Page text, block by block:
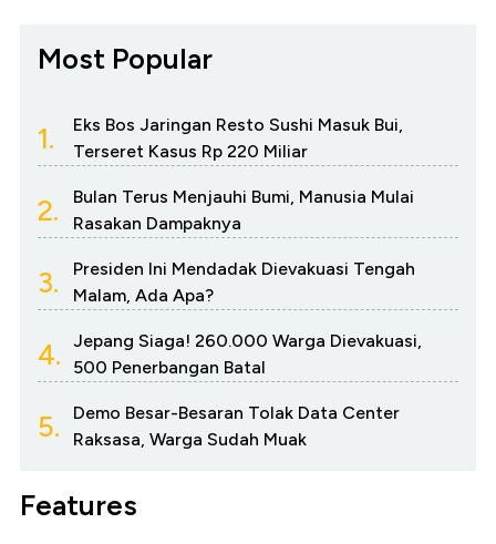
Most Popular
1.
Eks Bos Jaringan Resto Sushi Masuk Bui,
Terseret Kasus Rp 220 Miliar
2.
Bulan Terus Menjauhi Bumi, Manusia Mulai
Rasakan Dampaknya
3.
Presiden Ini Mendadak Dievakuasi Tengah
Malam, Ada Apa?
4.
Jepang Siaga! 260.000 Warga Dievakuasi,
500 Penerbangan Batal
5.
Demo Besar-Besaran Tolak Data Center
Raksasa, Warga Sudah Muak
Features